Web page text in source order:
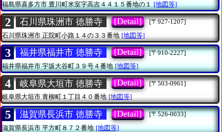
福島県喜多方市豊川町米室字高吉４４１５番地の１ [地図等]
2 石川県珠洲市 徳勝寺 [Detail]
[〒927-1207]
石川県珠洲市 正院町小路１４の３３番地 [地図等]
3 福井県福井市 徳勝寺 [Detail]
[〒910-2227]
福井県福井市宇坂大谷町３９号４番地 [地図等]
4 岐阜県大垣市 徳勝寺 [Detail]
[〒503-0961]
岐阜県大垣市青柳町１丁目４０番地 [地図等]
5 滋賀県長浜市 徳勝寺 [Detail]
[〒526-0033]
滋賀県長浜市平方町８７２番地 [地図等]